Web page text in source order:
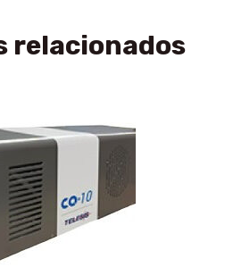
relacionados